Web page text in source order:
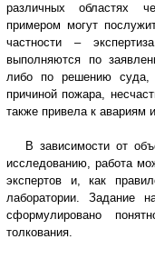
различных областях
примером могут
частности –
выполняются по
либо по решению суда,
причиной пожара,
также привела к авариям
В зависимости от
исследованию, работа
экспертов и, как
лаборатории. Задание
сформулировано
толкования.